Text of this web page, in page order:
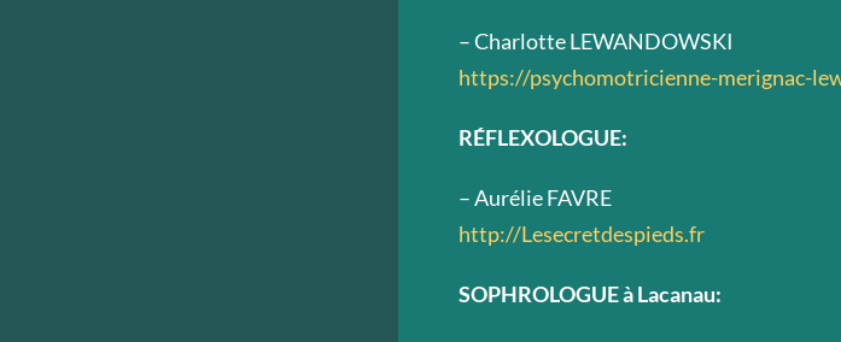
– Charlotte LEWANDOWSKI
https://psychomotricienne-merignac-
RÉFLEXOLOGUE:
– Aurélie FAVRE
http://Lesecretdespieds.fr
SOPHROLOGUE à Lacanau: